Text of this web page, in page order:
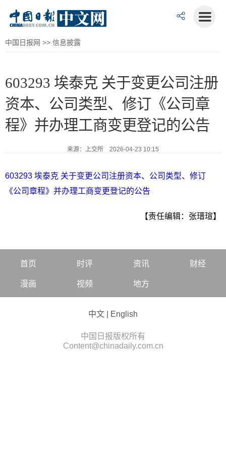
中国日报网 >> 信息披露
603293 埃泰克 关于变更公司注册
资本、公司类型、修订《公司章
程》并办理工商变更登记的公告
来源：上交所 2026-04-23 10:15
603293 埃泰克 关于变更公司注册资本、公司类型、修订
《公司章程》并办理工商变更登记的公告
【责任编辑：张瑨瑄】
首页 时评 资讯 财经
漫画 视频 地方
中文 English
中国日报版权所有
Content@chinadaily.com.cn